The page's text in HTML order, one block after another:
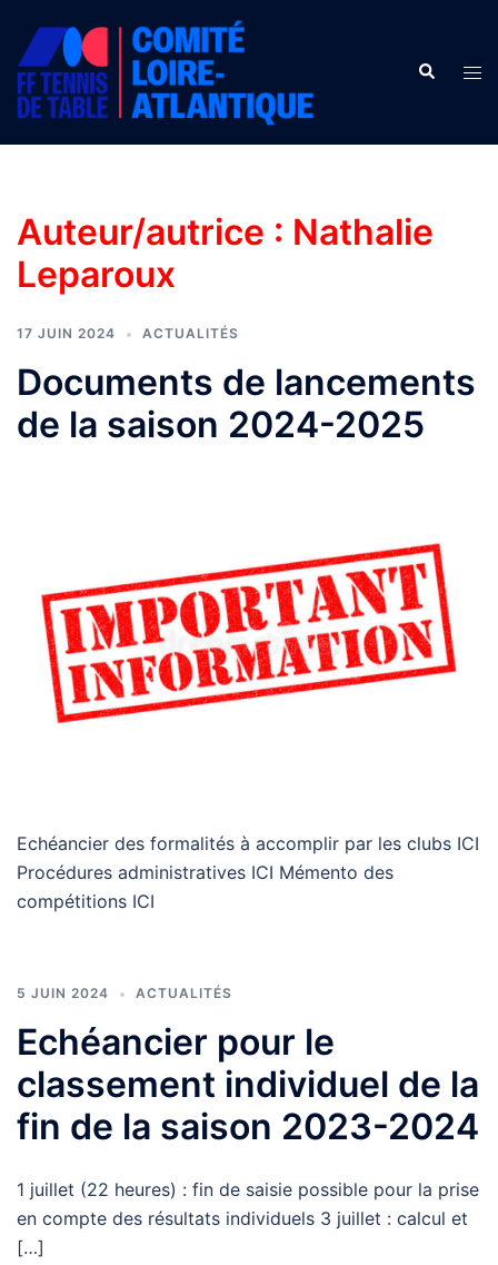
contenu
Auteur/autrice : Nathalie
Leparoux
17 JUIN 2024 ACTUALITÉS
Documents de lancements
de la saison 2024-2025
Echéancier des formalités à accomplir par les clubs ICI
Procédures administratives ICI Mémento des
compétitions ICI
5 JUIN 2024 ACTUALITÉS
Echéancier pour le
classement individuel de la
fin de la saison 2023-2024
1 juillet (22 heures) : fin de saisie possible pour la prise
en compte des résultats individuels 3 juillet : calcul et
[…]